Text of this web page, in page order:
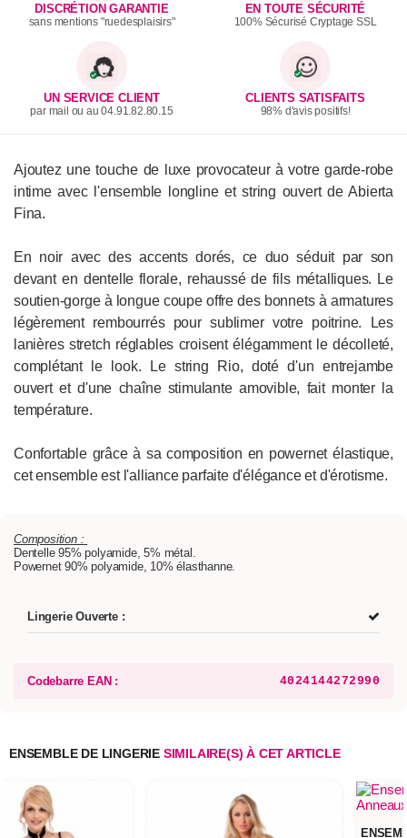
DISCRÉTION GARANTIE
sans mentions "ruedesplaisirs"
EN TOUTE SÉCURITÉ
100% Sécurisé Cryptage SSL
UN SERVICE CLIENT
par mail ou au 04.91.82.80.15
CLIENTS SATISFAITS
98% d'avis positifs!
Ajoutez une touche de luxe provocateur à votre garde-robe
intime avec l'ensemble longline et string ouvert de Abierta
Fina.
En noir avec des accents dorés, ce duo séduit par son
devant en dentelle florale, rehaussé de fils métalliques. Le
soutien-gorge à longue coupe offre des bonnets à armatures
légèrement rembourrés pour sublimer votre poitrine. Les
lanières stretch réglables croisent élégamment le décolleté,
complétant le look. Le string Rio, doté d'un entrejambe
ouvert et d'une chaîne stimulante amovible, fait monter la
température.
Confortable grâce à sa composition en powernet élastique,
cet ensemble est l'alliance parfaite d'élégance et d'érotisme.
Composition :
Dentelle 95% polyamide, 5% métal.
Powernet 90% polyamide, 10% élasthanne.
Lingerie Ouverte :
Codebarre EAN : 4024144272990
ENSEMBLE DE LINGERIE SIMILAIRE(S) À CET ARTICLE